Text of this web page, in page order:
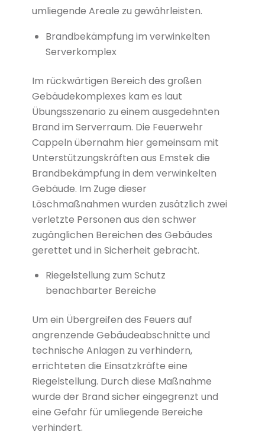
umliegende Areale zu gewährleisten.
Brandbekämpfung im verwinkelten
Serverkomplex
Im rückwärtigen Bereich des großen
Gebäudekomplexes kam es laut
Übungsszenario zu einem ausgedehnten
Brand im Serverraum. Die Feuerwehr
Cappeln übernahm hier gemeinsam mit
Unterstützungskräften aus Emstek die
Brandbekämpfung in dem verwinkelten
Gebäude. Im Zuge dieser
Löschmaßnahmen wurden zusätzlich zwei
verletzte Personen aus den schwer
zugänglichen Bereichen des Gebäudes
gerettet und in Sicherheit gebracht.
Riegelstellung zum Schutz
benachbarter Bereiche
Um ein Übergreifen des Feuers auf
angrenzende Gebäudeabschnitte und
technische Anlagen zu verhindern,
errichteten die Einsatzkräfte eine
Riegelstellung. Durch diese Maßnahme
wurde der Brand sicher eingegrenzt und
eine Gefahr für umliegende Bereiche
verhindert.